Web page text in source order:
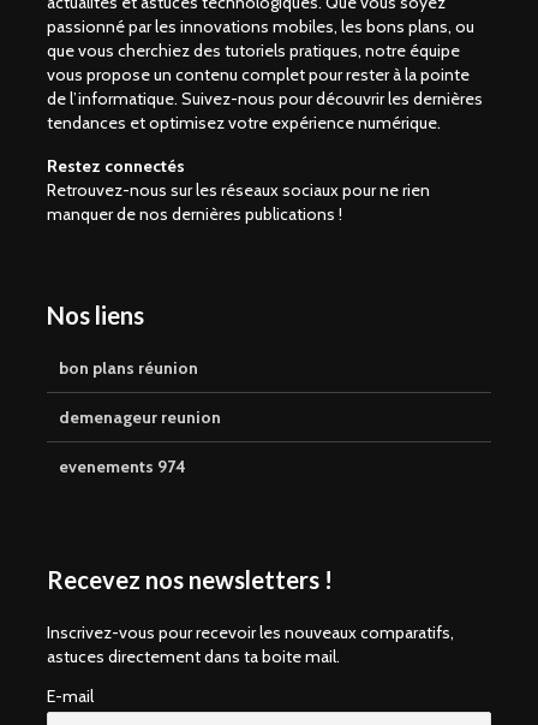
passionné par les innovations mobiles, les bons plans, ou
que vous cherchiez des tutoriels pratiques, notre équipe
vous propose un contenu complet pour rester à la pointe
de l’informatique. Suivez-nous pour découvrir les dernières
tendances et optimisez votre expérience numérique.
Restez connectés
Retrouvez-nous sur les réseaux sociaux pour ne rien
manquer de nos dernières publications !
Nos liens
bon plans réunion
demenageur reunion
evenements 974
Recevez nos newsletters !
Inscrivez-vous pour recevoir les nouveaux comparatifs,
astuces directement dans ta boite mail.
E-mail